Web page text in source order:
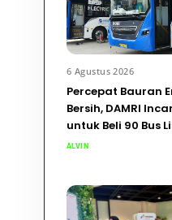
6 Agustus 2026
Percepat Bauran
Bersih, DAMRI
untuk Beli 90 Bus
ALVIN